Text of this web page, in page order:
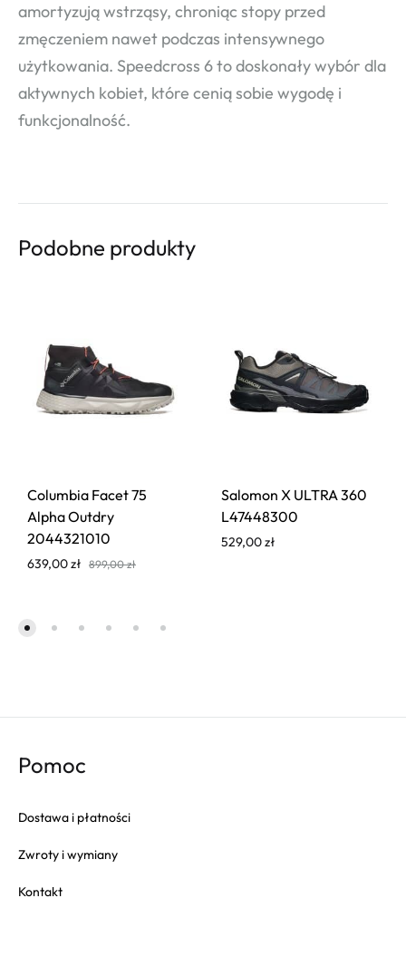
amortyzują wstrząsy, chroniąc stopy przed
zmęczeniem nawet podczas intensywnego
użytkowania. Speedcross 6 to doskonały wybór dla
aktywnych kobiet, które cenią sobie wygodę i
funkcjonalność.
Podobne produkty
Columbia Facet 75
Alpha Outdry
2044321010
639,00zł 899,00zł
Salomon X ULTRA 360
L47448300
529,00zł
Pomoc
Dostawa i płatności
Zwroty i wymiany
Kontakt